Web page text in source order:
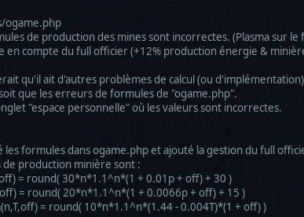
ogame.php
de production des mines sont incorrectes. (Plasma sur le
en compte du full officier (+12% production énergie &
qu'il ait d'autres problèmes de calcul (ou
que les erreurs de formules de "ogame.php".
"espace personnelle" où les valeurs sont incorrectes.
les formules dans ogame.php et ajouté la gestion du full
de production minière sont :
= round( 30*n*1.1^n*(1 + 0.01p + off) + 30 )
= round( 20*n*1.1^n*(1 + 0.0066p + off) + 15 )
= round( 10*n*1.1^n*(1.44 - 0.004T)*(1 + off) )